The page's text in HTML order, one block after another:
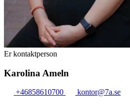
Er kontaktperson
Karolina Ameln
+46858610700 kontor@7a.se